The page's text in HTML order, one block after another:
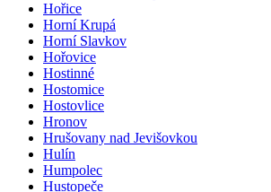
Hořice
Horní Krupá
Horní Slavkov
Hořovice
Hostinné
Hostomice
Hostovlice
Hronov
Hrušovany nad Jevišovkou
Hulín
Humpolec
Hustopeče